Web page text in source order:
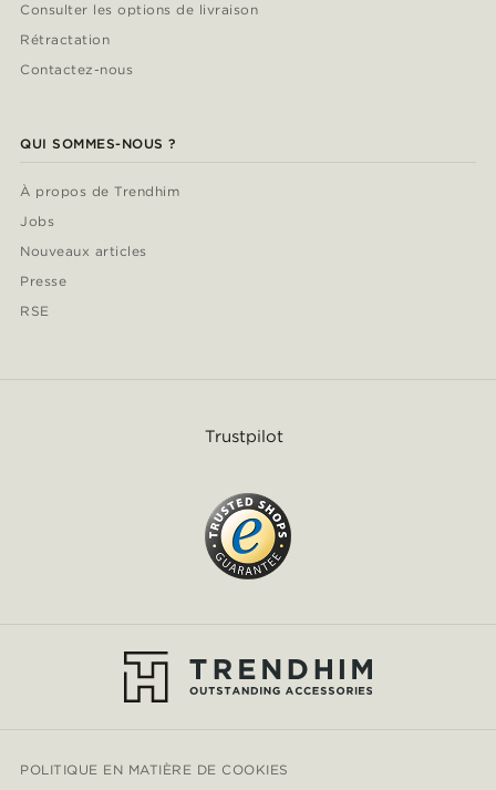
Consulter les options de livraison
Rétractation
Contactez-nous
QUI SOMMES-NOUS ?
À propos de Trendhim
Jobs
Nouveaux articles
Presse
RSE
Trustpilot
POLITIQUE EN MATIÈRE DE COOKIES